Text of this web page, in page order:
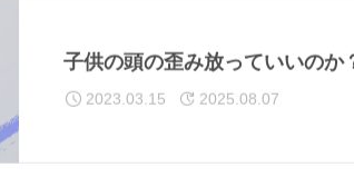
子供の頭の歪み放っていいのか
2023.03.15 2025.08.07